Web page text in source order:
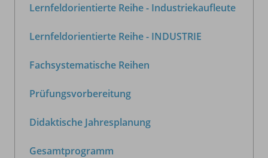
Lernfeldorientierte Reihe - Industriekaufleute
Lernfeldorientierte Reihe - INDUSTRIE
Fachsystematische Reihen
Prüfungsvorbereitung
Didaktische Jahresplanung
Gesamtprogramm